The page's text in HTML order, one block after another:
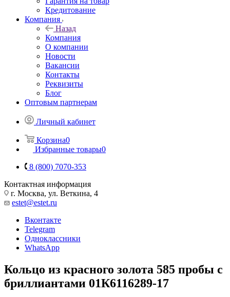
Кредитование
Компания
Назад
Компания
О компании
Новости
Вакансии
Контакты
Реквизиты
Блог
Оптовым партнерам
Личный кабинет
Корзина0
Избранные товары0
8 (800) 7070-353
Контактная информация
г. Москва, ул. Веткина, 4
estet@estet.ru
Вконтакте
Telegram
Одноклассники
WhatsApp
Кольцо из красного золота 585 пробы с
бриллиантами 01К6116289-17